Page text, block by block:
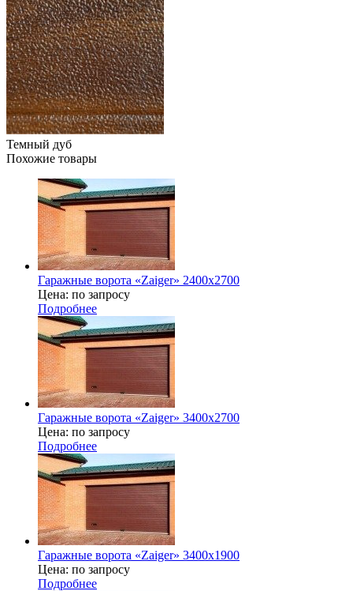
Темный дуб
Похожие товары
Гаражные ворота «Zaiger» 2400x2700
Цена: по запросу
Подробнее
Гаражные ворота «Zaiger» 3400x2700
Цена: по запросу
Подробнее
Гаражные ворота «Zaiger» 3400х1900
Цена: по запросу
Подробнее